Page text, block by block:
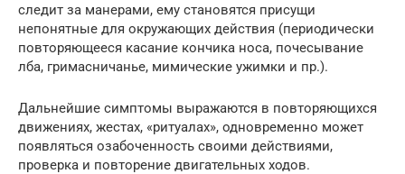
следит за манерами, ему становятся присущи
непонятные для окружающих действия (периодически
повторяющееся касание кончика носа, почесывание
лба, гримасничанье, мимические ужимки и пр.).
Дальнейшие симптомы выражаются в повторяющихся
движениях, жестах, «ритуалах», одновременно может
появляться озабоченность своими действиями,
проверка и повторение двигательных ходов.